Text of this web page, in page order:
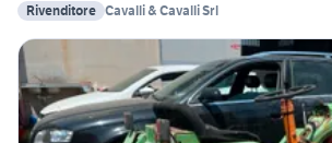
Rivenditore Cavalli & Cavalli Srl